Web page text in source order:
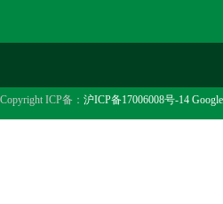
Copyright ICP备： 沪ICP备17006008号-14